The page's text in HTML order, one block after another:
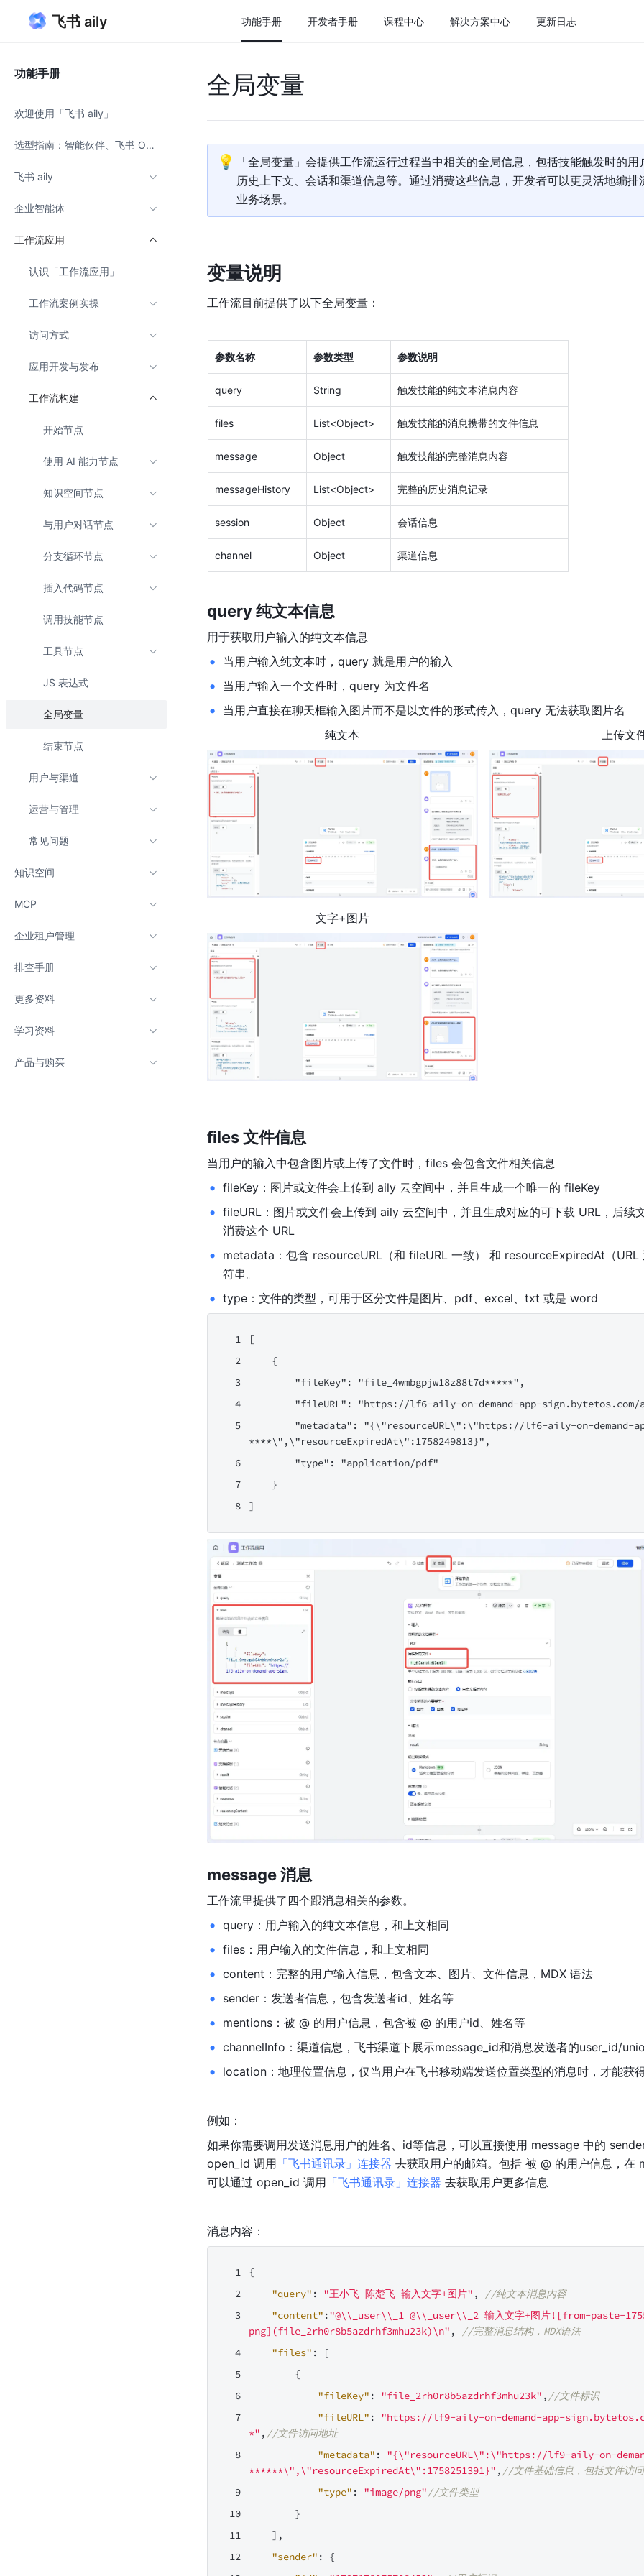
飞书 aily 功能手册 开发者手册 课程中心 解决方案中心 更新日志
功能手册
欢迎使用「飞书 aily」
选型指南：智能伙伴、飞书 OpenClaw、企业智能体如何选
飞书 aily
企业智能体
工作流应用
认识「工作流应用」
工作流案例实操
访问方式
应用开发与发布
工作流构建
开始节点
使用 AI 能力节点
知识空间节点
与用户对话节点
分支循环节点
插入代码节点
调用技能节点
工具节点
JS 表达式
全局变量
结束节点
用户与渠道
运营与管理
常见问题
知识空间
MCP
企业租户管理
排查手册
更多资料
学习资料
产品与购买
全局变量
💡 「全局变量 」 会提供工作流运行过程当中相关的全局信息，包括技能触发时的用
历史上下文、会话和渠道信息等。通过消费这些信息，开发者可以更灵活地编排
业务场景。
变量说明
工作流目前提供了以下全局变量：
参数名称 参数类型 参数说明
query String 触发技能的纯文本消息内容
files List<Object> 触发技能的消息携带的文件信息
message Object 触发技能的完整消息内容
messageHistory List<Object> 完整的历史消息记录
session Object 会话信息
channel Object 渠道信息
query 纯文本信息
用于获取用户输入的纯文本信息
当用户输入纯文本时，query 就是用户的输入
当用户输入一个文件时，query 为文件名
当用户直接在聊天框输入图片而不是以文件的形式传入，query 无法获取图片名
纯文本
文字+图片
上传文
files 文件信息
当用户的输入中包含图片或上传了文件时，files 会包含文件相关信息
fileKey：图片或文件会上传到 aily 云空间中，并且生成一个唯一的 fileKey
fileURL：图片或文件会上传到 aily 云空间中，并且生成对应的可下载 URL，后续
消费这个 URL
metadata：包含 resourceURL（和 fileURL 一致） 和 resourceExpiredAt（URL
符串。
type：文件的类型，可用于区分文件是图片、pdf、excel、txt 或是 word
[
    {
        "fileKey": "file_4wmbgpjw18z88t7d*****",
"fileURL": "https://lf6-aily-on-demand-app-sign.bytetos.com/
"metadata": "{\"resourceURL\":\"https://lf6-aily-on-demand-
****\",\"resourceExpiredAt\":1758249813}",
        "type": "application/pdf"
    }
]
message 消息
工作流里提供了四个跟消息相关的参数。
query：用户输入的纯文本信息，和上文相同
files：用户输入的文件信息，和上文相同
content：完整的用户输入信息，包含文本、图片、文件信息，MDX 语法
sender：发送者信息，包含发送者id、姓名等
mentions：被 @ 的用户信息，包含被 @ 的用户id、姓名等
channelInfo：渠道信息，飞书渠道下展示message_id和消息发送者的user_id/
location：地理位置信息，仅当用户在飞书移动端发送位置类型的消息时，才能获
例如：
如果你需要调用发送消息用户的姓名、id等信息，可以直接使用 message 中的
open_id 调用 「飞书通讯录」连接器 去获取用户的邮箱。包括 被 @ 的用户信息，在
可以通过 open_id 调用 「飞书通讯录」连接器 去获取用户更多信息
消息内容：
{
"query" : "王小飞 陈楚飞 输入文字+图片" ,
//纯文本消息内容
"content" :"@\\_user\\_1 @\\_user\\_2 输入文字+图片![from-paste-
png](file_2rh0r8b5azdrhf3mhu23k)\n" ,
//完整消息结构，MDX语法
"files" :
[
{
"fileKey" : "file_2rh0r8b5azdrhf3mhu23k" , //文件标识
"fileURL" :
"https://lf9-aily-on-demand-app-
*" , //文件访问地址
"metadata" :
"{\"resourceURL\":\"https://lf9-aily-on-
******\",\"resourceExpiredAt\":1758251391}" , //文件基础信息，包括文件访
"type" : "image/png"//文件类型
}
],
"sender" :
{